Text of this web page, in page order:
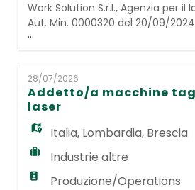
CV
Lingua
EN
FR
IT
Work Solution S.r.l., Agenzia per il
Aut. Min. 0000320 del 20/09/
per azienda cliente operante nella
distribuzione di prodotti da
di OPERAI ADDETTI ALLA
figure scelte si occuperanno di
confezionamento, imballaggio,
preparazione scatole e bancali, di
e prodotti da banco su linee e rull
...
28/07/2026
Addetto/a macchine
laser
Italia, Lombardia, Brescia
Industrie altre
Produzione/Operations